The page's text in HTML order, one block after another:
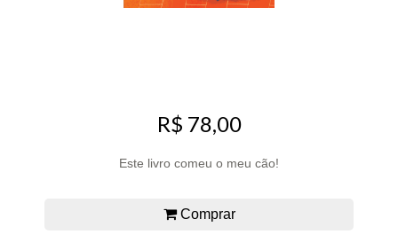
R$ 78,00
Este livro comeu o meu cão!
Comprar